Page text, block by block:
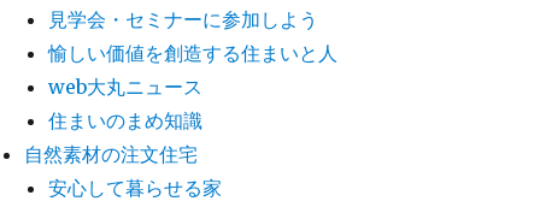
見学会・セミナーに参加しよう
愉しい価値を創造する住まいと人
web大丸ニュース
住まいのまめ知識
自然素材の注文住宅
安心して暮らせる家